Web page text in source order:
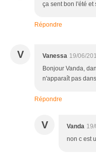
ça sent bon l'été et
Répondre
V Vanessa 19/06/
Bonjour Vanda,
n'apparaît pas
Répondre
V Vanda
non c est